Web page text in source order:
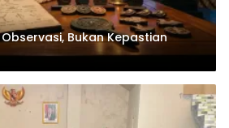
Bukan Kepastian